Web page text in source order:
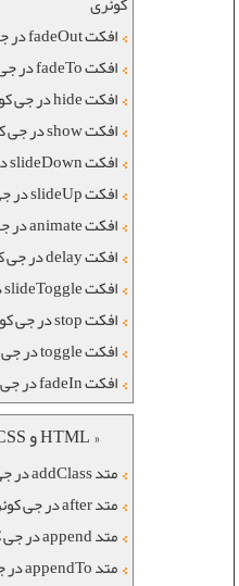
افکت fadeOut در جی کوئری
افکت fadeTo در جی کوئری
افکت hide در جی کوئری
افکت show در جی کوئری
افکت slideDown در جی کوئری
افکت slideUp در جی کوئری
افکت animate در جی کوئری
افکت delay در جی کوئری
افکت slideToggle در جی کوئری
افکت stop در جی کوئری
افکت toggle در جی کوئری
افکت fadeIn در جی کوئری
« HTML و CSS در جی کوئری »
متد addClass در جی کوئری
متد after در جی کوئری
متد append در جی کوئری
متد appendTo در جی کوئری